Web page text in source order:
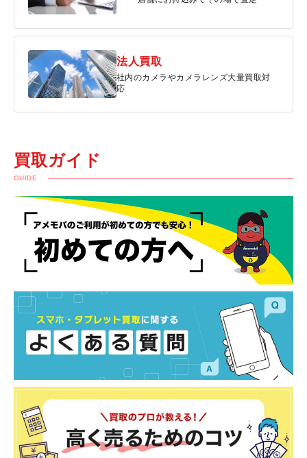
法人買取
社内のカメラやカメラレンズ大量買取対
応
買取ガイド
GUIDE